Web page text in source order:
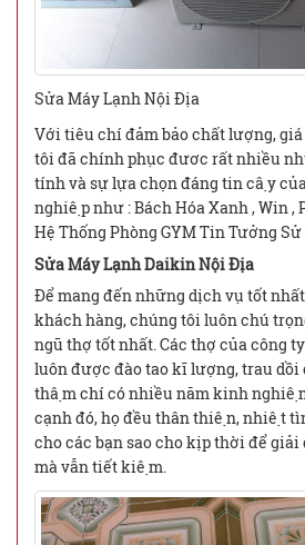
Sửa Máy Lạnh Nội Địa
Với tiêu chí đảm bảo chất lượng,
tôi đã chính phục đươc rất nhiều
tính và sự lựa chọn đáng tin cậy
nghiệp như : Bách Hóa Xanh , Win ,
Hệ Thống Phòng GYM Tin Tưởng Sử
Sửa Máy Lạnh Daikin Nội Địa
Để mang đến những dịch vụ tốt
khách hàng, chúng tôi luôn chú
ngũ thợ tốt nhất. Các thợ của công
luôn được đào tao kĩ lượng, trau dồi
thậm chí có nhiều năm kinh
cạnh đó, họ đều thân thiện, nhiệt
cho các bạn sao cho kịp thời để
mà vẫn tiết kiệm.